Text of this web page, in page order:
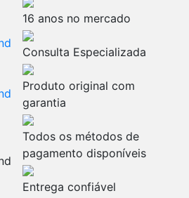
16 anos no mercado
Consulta Especializada
Produto original com
garantia
Todos os métodos de
pagamento disponíveis
Entrega confiável